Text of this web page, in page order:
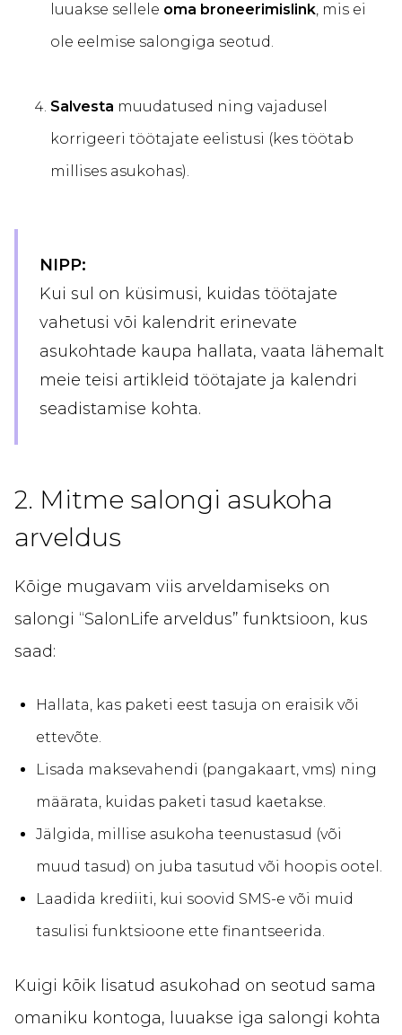
luuakse sellele oma broneerimislink, mis ei
ole eelmise salongiga seotud.
Salvesta muudatused ning vajadusel
korrigeeri töötajate eelistusi (kes töötab
millises asukohas).
NIPP:
Kui sul on küsimusi, kuidas töötajate
vahetusi või kalendrit erinevate
asukohtade kaupa hallata, vaata lähemalt
meie teisi artikleid töötajate ja kalendri
seadistamise kohta.
2. Mitme salongi asukoha
arveldus
Kõige mugavam viis arveldamiseks on
salongi “SalonLife arveldus” funktsioon, kus
saad:
Hallata, kas paketi eest tasuja on eraisik või
ettevõte.
Lisada maksevahendi (pangakaart, vms) ning
määrata, kuidas paketi tasud kaetakse.
Jälgida, millise asukoha teenustasud (või
muud tasud) on juba tasutud või hoopis ootel.
Laadida krediiti, kui soovid SMS-e või muid
tasulisi funktsioone ette finantseerida.
Kuigi kõik lisatud asukohad on seotud sama
omaniku kontoga, luuakse iga salongi kohta